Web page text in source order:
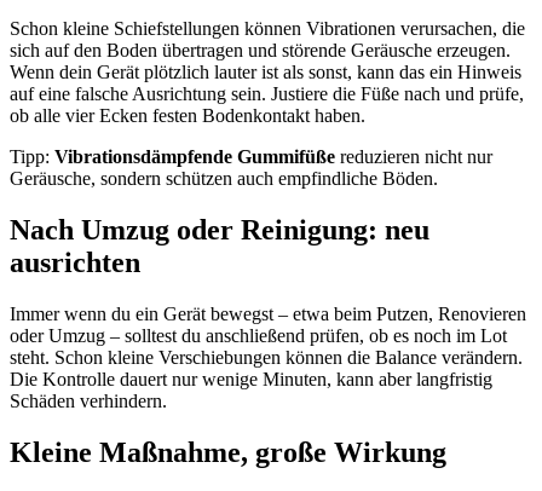
Schon kleine Schiefstellungen können Vibrationen verursachen, die
sich auf den Boden übertragen und störende Geräusche erzeugen.
Wenn dein Gerät plötzlich lauter ist als sonst, kann das ein Hinweis
auf eine falsche Ausrichtung sein. Justiere die Füße nach und prüfe,
ob alle vier Ecken festen Bodenkontakt haben.
Tipp: Vibrationsdämpfende Gummifüße reduzieren nicht nur
Geräusche, sondern schützen auch empfindliche Böden.
Nach Umzug oder Reinigung: neu
ausrichten
Immer wenn du ein Gerät bewegst – etwa beim Putzen, Renovieren
oder Umzug – solltest du anschließend prüfen, ob es noch im Lot
steht. Schon kleine Verschiebungen können die Balance verändern.
Die Kontrolle dauert nur wenige Minuten, kann aber langfristig
Schäden verhindern.
Kleine Maßnahme, große Wirkung